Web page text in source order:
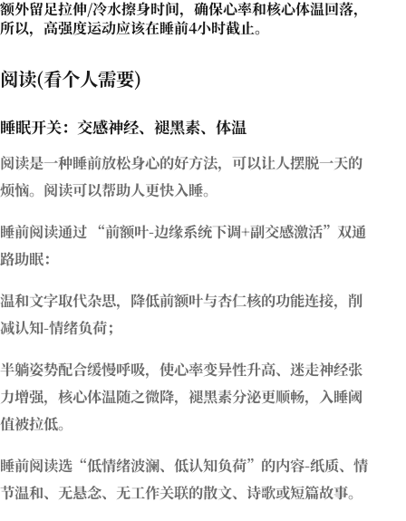
额外留足拉伸/冷水擦身时间，确保心率和核心体温回落，
所以，高强度运动应该在睡前4小时截止。
阅读(看个人需要)
睡眠开关：交感神经、褪黑素、体温
阅读是一种睡前放松身心的好方法，可以让人摆脱一天的
烦恼。阅读可以帮助人更快入睡。
睡前阅读通过 “前额叶-边缘系统下调+副交感激活”双通
路助眠：
温和文字取代杂思，降低前额叶与杏仁核的功能连接，削
减认知-情绪负荷；
半躺姿势配合缓慢呼吸，使心率变异性升高、迷走神经张
力增强，核心体温随之微降，褪黑素分泌更顺畅，入睡阈
值被拉低。
睡前阅读选“低情绪波澜、低认知负荷”的内容-纸质、情
节温和、无悬念、无工作关联的散文、诗歌或短篇故事。